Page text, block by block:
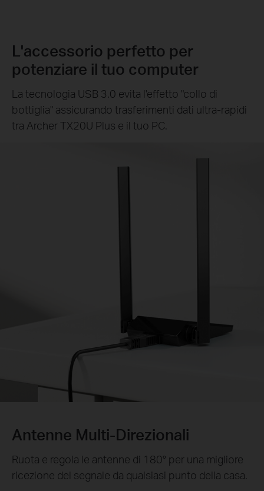
L'accessorio perfetto per
potenziare il tuo computer
La tecnologia USB 3.0 evita l'effetto "collo di
bottiglia" assicurando trasferimenti dati ultra-rapidi
tra Archer TX20U Plus e il tuo PC.
Antenne Multi-Direzionali
Ruota e regola le antenne di 180° per una migliore
ricezione del segnale da qualsiasi punto della casa.